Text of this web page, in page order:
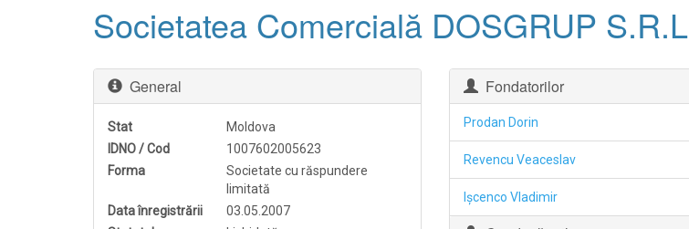
Societatea Comercială DOSGRUP S.R.L
General
Stat
Moldova
IDNO / Cod
1007602005623
Forma
Societate cu răspundere
limitată
Data înregistrării
03.05.2007
Fondatorilor
Prodan Dorin
Revencu Veaceslav
Işcenco Vladimir